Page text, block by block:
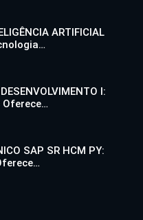
ARTIFICIAL
I:
Oferece…
SAP SR HCM PY: